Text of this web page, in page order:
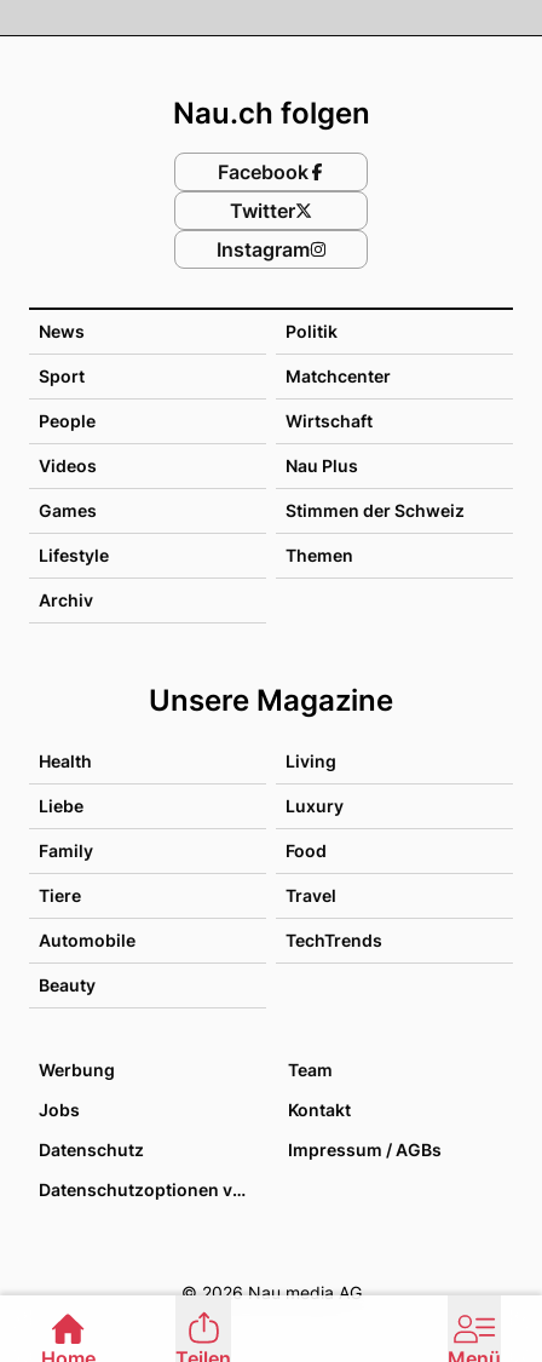
News Politik
Sport Matchcenter
People Wirtschaft
Videos Nau Plus
Games Stimmen der Schweiz
Lifestyle Themen
Archiv
Unsere Magazine
Health Living
Liebe Luxury
Family Food
Tiere Travel
Automobile TechTrends
Beauty
Nau.ch folgen
Facebook
Twitter
Instagram
Werbung
Team
Jobs
Kontakt
Datenschutz
Impressum / AGBs
Datenschutzoptionen verwalten
© 2026 Nau media AG